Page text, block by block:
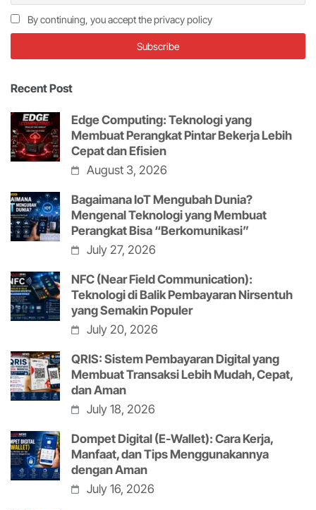
By continuing, you accept the privacy policy
Recent Post
Edge Computing: Teknologi yang
Membuat Perangkat Pintar Bekerja Lebih
Cepat dan Efisien
August 3, 2026
Bagaimana IoT Mengubah Dunia?
Mengenal Teknologi yang Membuat
Perangkat Bisa “Berkomunikasi”
July 27, 2026
NFC (Near Field Communication):
Teknologi di Balik Pembayaran Nirsentuh
yang Semakin Populer
July 20, 2026
QRIS: Sistem Pembayaran Digital yang
Membuat Transaksi Lebih Mudah, Cepat,
dan Aman
July 18, 2026
Dompet Digital (E-Wallet): Cara Kerja,
Manfaat, dan Tips Menggunakannya
dengan Aman
July 16, 2026